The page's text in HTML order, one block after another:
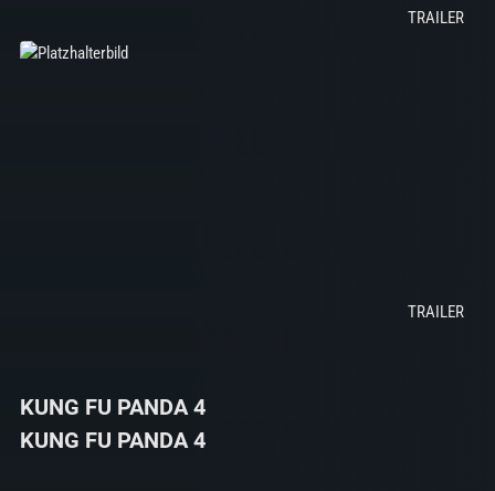
KUNG FU PANDA 4
KUNG FU PANDA 4